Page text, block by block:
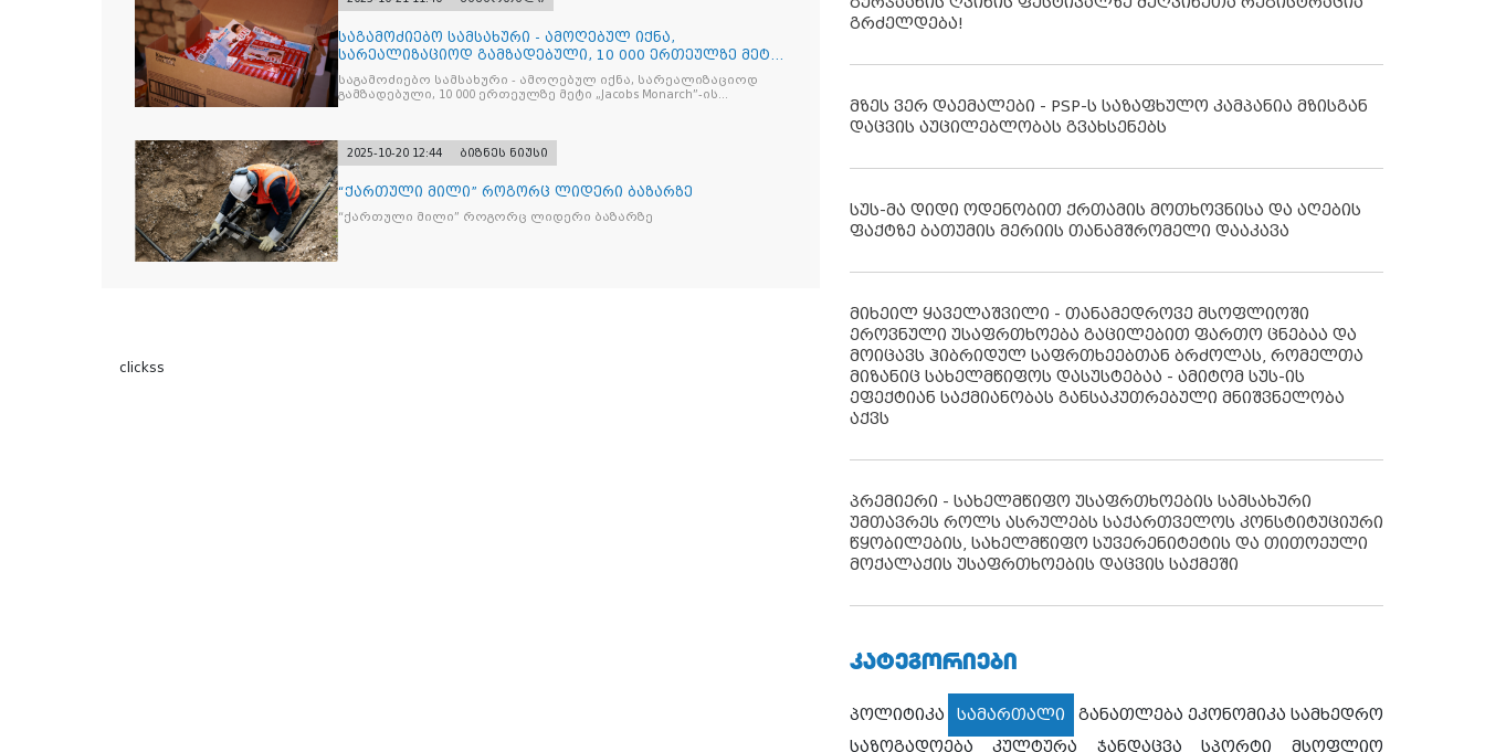
საგამოძიებო სამსახური - ამოღებულ იქნა,
სარეალიზაციოდ გამზადებული, 10 000 ერთეულზე მეტი
„Jacobs Monar
საგამოძიებო სამსახური - ამოღებულ იქნა, სარეალიზაციოდ
გამზადებული, 10 000 ერთეულზე მეტი „Jacobs Monarch”-ის
2025-10-20 12:44
ბიზნეს ნიუსი
“ქართული მილი” როგორც ლიდერი ბაზარზე
“ქართული მილი” როგორც ლიდერი ბაზარზე
clickss
გრძელდება!
მზეს ვერ დაემალები - PSP-ს საზაფხულო კამპანია მზისგან
დაცვის აუცილებლობას გვახსენებს
სუს-მა დიდი ოდენობით ქრთამის მოთხოვნისა და აღების
ფაქტზე ბათუმის მერიის თანამშრომელი დააკავა
მიხეილ ყაველაშვილი - თანამედროვე მსოფლიოში
ეროვნული უსაფრთხოება გაცილებით ფართო ცნებაა და
მოიცავს ჰიბრიდულ საფრთხეებთან ბრძოლას, რომელთა
მიზანიც სახელმწიფოს დასუსტებაა - ამიტომ სუს-ის
ეფექტიან საქმიანობას განსაკუთრებული მნიშვნელობა
აქვს
პრემიერი - სახელმწიფო უსაფრთხოების სამსახური
უმთავრეს როლს ასრულებს საქართველოს კონსტიტუციური
წყობილების, სახელმწიფო სუვერენიტეტის და თითოეული
მოქალაქის უსაფრთხოების დაცვის საქმეში
ᲙᲐᲢᲔᲒᲝᲠᲘᲔᲑᲘ
პოლიტიკა სამართალი განათლება ეკონომიკა სამხედრო
საზოგადოება
კულტურა ჯანდაცვა სპორტი მსოფლიო